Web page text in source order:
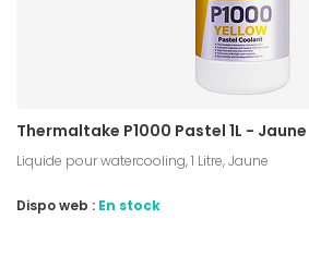
Thermaltake P1000 Pastel 1L - Jaune
Liquide pour watercooling, 1 Litre, Jaune
Dispo web : En stock